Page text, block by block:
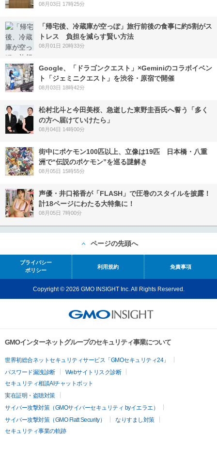
08月03日 17時25分
「帰宅後、冷蔵庫が空っぽ」旅行前後の食事に約5割がス
トレス 負担を減らす賢い方法
08月01日 20時33分
Google、「ドラゴンクエスト」×Geminiのコラボイベン
ト「ジェミニクエスト」を渋谷・原宿で開催
08月03日 18時42分
松村北斗と今田美桜、急逝した東野圭吾氏へ誓う「多く
の方へ届けていけたら」
08月04日 14時00分
街中にポケモン100匹以上、立像は19匹 日本橋・八重
洲で“伝説のポケモン”を巡る謎解き
08月05日 15時55分
声優・井口裕香が「FLASH」で圧巻のスタイルを披露！
計18ページにわたる大特集に！
08月05日 7時00分
ページの先頭へ
プライバシー
ポリシー
利用規約 免責事項
Copyright © 2026 GMO INSIGHT Inc. All Rights Reserved.
GMOインターネットグループのセキュリティ事業について
世界初総合ネットセキュリティサービス「GMOセキュリティ24」
パスワード漏洩診断
Webサイトリスク診断
セキュリティ相談AIチャットボット
実在証明・盗聴対策
サイバー攻撃対策（GMOサイバーセキュリティ byイエラエ）
サイバー攻撃対策（GMO Flatt Security）
なりすまし対策
セキュリティ事業の軌跡